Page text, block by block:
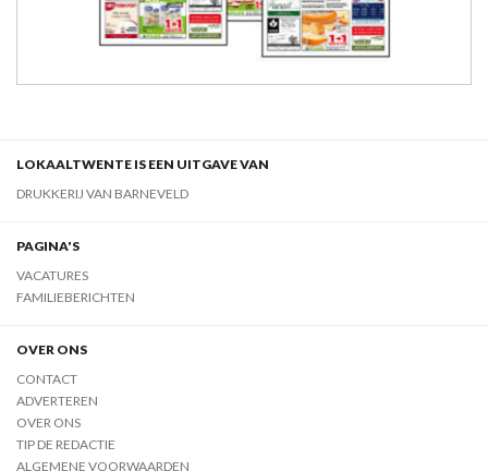
LOKAALTWENTE IS EEN UITGAVE VAN
DRUKKERIJ VAN BARNEVELD
PAGINA'S
VACATURES
FAMILIEBERICHTEN
OVER ONS
CONTACT
ADVERTEREN
OVER ONS
TIP DE REDACTIE
ALGEMENE VOORWAARDEN